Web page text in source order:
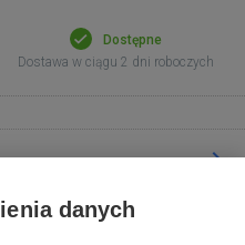
Dostępne
Dostawa w ciągu 2 dni roboczych
danych